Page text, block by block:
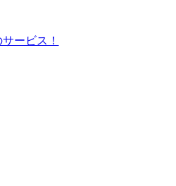
ービス！